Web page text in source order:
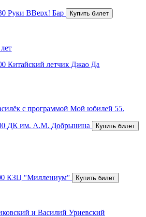
Руки ВВерх! Бар
Китайский летчик Джао Да
с программой Мой юбилей 55.
ДК им. А.М. Добрынина
КЗЦ "Миллениум"
и Василий Уриевский